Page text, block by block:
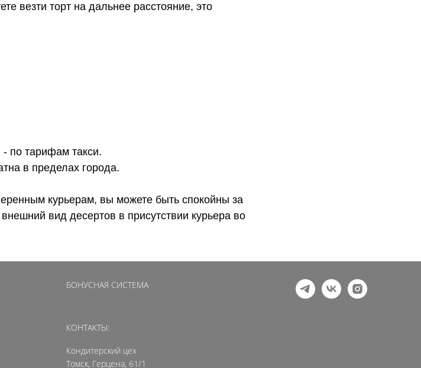
везти торт на дальнее расстояние, это
по тарифам такси.
в пределах города.
курьерам, вы можете быть спокойны за
вид десертов в присутствии курьера во
БОНУСНАЯ СИСТЕМА
КОНТАКТЫ:
Кондитерский цех
Томск, Герцена, 61/1